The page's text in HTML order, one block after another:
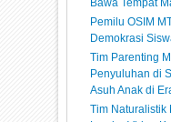
Bawa Tempat
Pemilu OSIM
Demokrasi
Tim Parenting
Penyuluhan di
Asuh Anak di
Tim Naturalistik